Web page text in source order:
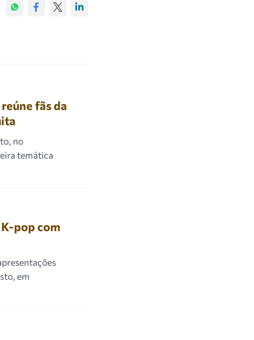
fãs da
no
temática
pop com
em